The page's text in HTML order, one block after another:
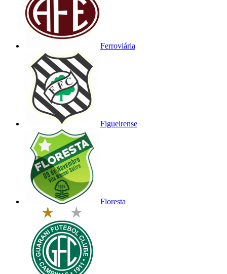
Ferroviária
Figueirense
Floresta